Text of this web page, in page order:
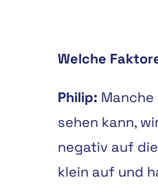
Welche
Philip:
sehen kann,
negativ auf
klein auf und